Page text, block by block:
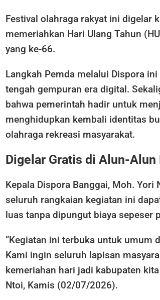
Festival olahraga rakyat ini digelar
memeriahkan Hari Ulang Tahun
yang ke-66.
Langkah Pemda melalui Dispora
tengah gempuran era digital.
bahwa pemerintah hadir untuk
menghidupkan kembali identitas
olahraga rekreasi masyarakat.
Digelar Gratis di Alun-Alun
Kepala Dispora Banggai, Moh. Yori
seluruh rangkaian kegiatan ini
luas tanpa dipungut biaya sepeser
“Kegiatan ini terbuka untuk umum
Kami ingin seluruh lapisan
kemeriahan hari jadi kabupaten
Ntoi, Kamis (02/07/2026).